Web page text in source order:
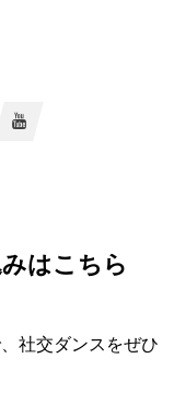
はこちら
社交ダンスをぜひ